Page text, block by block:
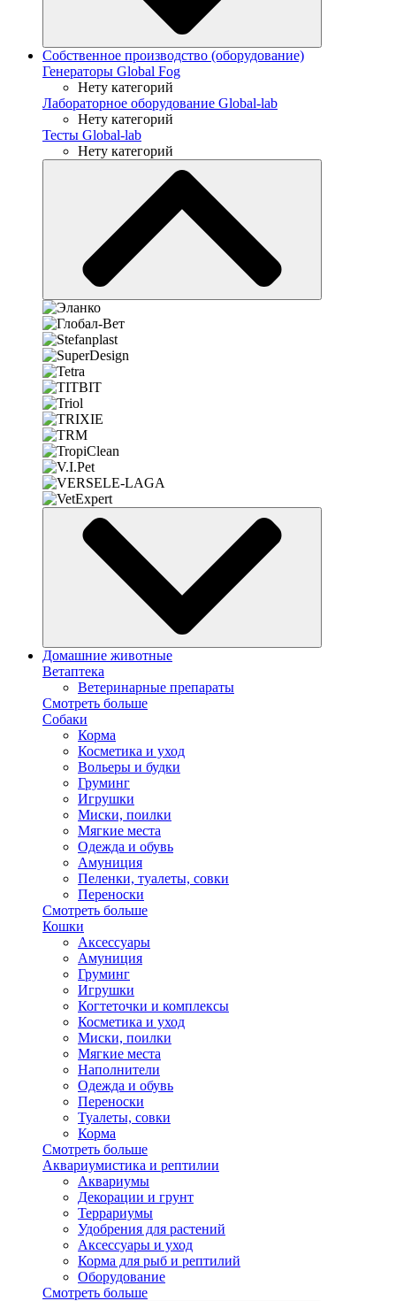
Собственное производство (оборудование)
Генераторы Global Fog
Нету категорий
Лабораторное оборудование Global-lab
Нету категорий
Тесты Global-lab
Нету категорий
Домашние животные
Ветаптека
Ветеринарные препараты
Смотреть больше
Собаки
Корма
Косметика и уход
Вольеры и будки
Груминг
Игрушки
Миски, поилки
Мягкие места
Одежда и обувь
Амуниция
Пеленки, туалеты, совки
Переноски
Смотреть больше
Кошки
Аксессуары
Амуниция
Груминг
Игрушки
Когтеточки и комплексы
Косметика и уход
Миски, поилки
Мягкие места
Наполнители
Одежда и обувь
Переноски
Туалеты, совки
Корма
Смотреть больше
Аквариумистика и рептилии
Аквариумы
Декорации и грунт
Террариумы
Удобрения для растений
Аксессуары и уход
Корма для рыб и рептилий
Оборудование
Смотреть больше